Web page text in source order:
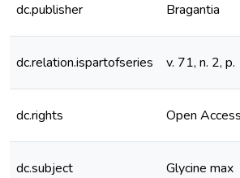
dc.publisher Bragantia
dc.relation.ispartofseries v. 71, n. 2,
dc.rights Open Access
dc.subject Glycine max